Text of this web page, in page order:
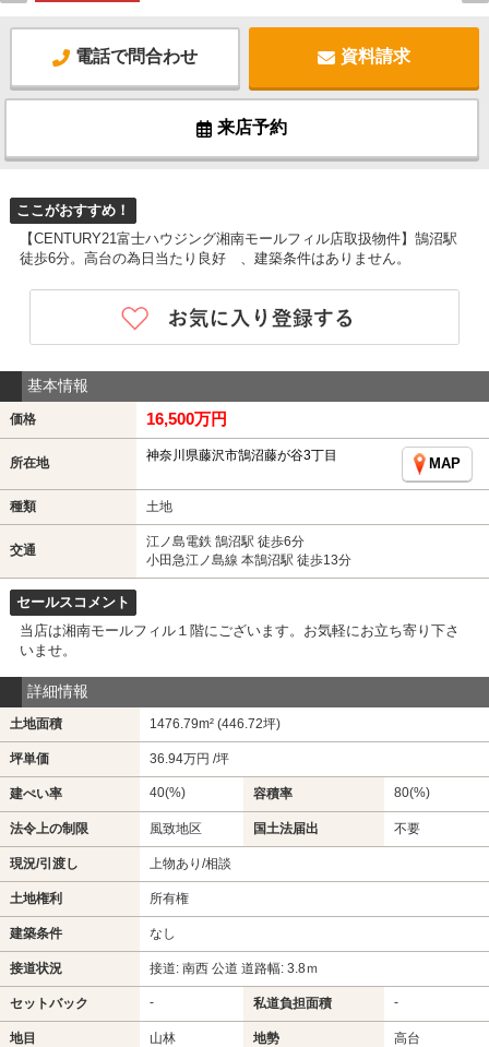
電話で問合わせ 資料請求
来店予約
ここがおすすめ！
【CENTURY21富士ハウジング湘南モールフィル店取扱物件】鵠沼駅
徒歩6分。高台の為日当たり良好 、建築条件はありません。
基本情報
価格 16,500万円
所在地 神奈川県藤沢市鵠沼藤が谷3丁目
MAP
種類 土地
交通
江ノ島電鉄 鵠沼駅 徒歩6分
小田急江ノ島線 本鵠沼駅 徒歩13分
セールスコメント
当店は湘南モールフィル１階にございます。お気軽にお立ち寄り下さ
いませ。
詳細情報
土地面積 1476.79m² (446.72坪)
坪単価 36.94万円 /坪
建ぺい率 40(%) 容積率 80(%)
法令上の制限 風致地区 国土法届出 不要
現況/引渡し 上物あり/相談
土地権利 所有権
建築条件 なし
接道状況 接道: 南西 公道 道路幅: 3.8ｍ
セットバック - 私道負担面積 -
地目 山林 地勢 高台